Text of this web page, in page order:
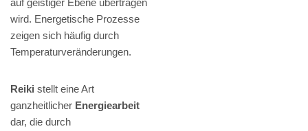
wird. Energetische Prozesse
zeigen sich häufig durch
Temperaturveränderungen.
Reiki stellt eine Art
ganzheitlicher Energiearbeit
dar, die durch